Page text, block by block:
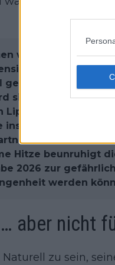
wir uns nichts
sagt, Tadej
gegenüber den
sicher der Mann
Lipowitz nimmt
ins Visier und
mit
Hitze beunruhigt
2026 zur
werden
aber nicht
Naturell zu sein,